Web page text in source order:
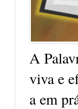
A
viva e
a em